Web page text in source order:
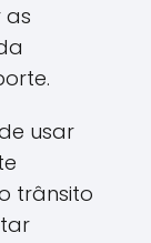
as
usar
trânsito